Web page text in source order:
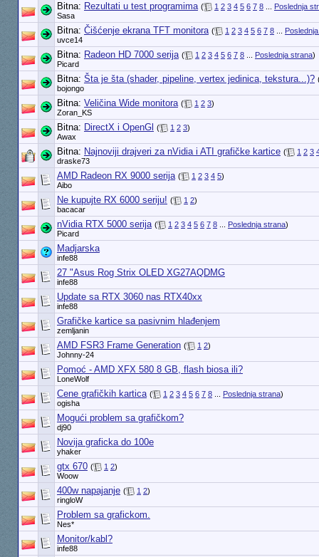
Bitna: Rezultati u test programima ( 1 2 3 4 5 6 7 8... Poslednja
Sasa
Bitna: Čišćenje ekrana TFT monitora ( 1 2 3 4 5 6 7 8...
uvce14
Bitna: Radeon HD 7000 serija ( 1 2 3 4 5 6 7 8... Poslednja strana)
Picard
Bitna: Šta je šta (shader, pipeline, vertex jedinica, tekstura...)?
bojongo
Bitna: Veličina Wide monitora ( 1 2 3)
Zoran_KS
Bitna: DirectX i OpenGl ( 1 2 3)
Awax
Bitna: Najnoviji drajveri za nVidia i ATI grafičke kartice ( 1 2 3
draske73
AMD Radeon RX 9000 serija ( 1 2 3 4 5)
Aibo
Ne kupujte RX 6000 seriju! ( 1 2)
bacacar
nVidia RTX 5000 serija ( 1 2 3 4 5 6 7 8... Poslednja strana)
Picard
Madjarska
infe88
27 "Asus Rog Strix OLED XG27AQDMG
infe88
Update sa RTX 3060 nas RTX40xx
infe88
Grafičke kartice sa pasivnim hlađenjem
zemljanin
AMD FSR3 Frame Generation ( 1 2)
Johnny-24
Pomoć - AMD XFX 580 8 GB, flash biosa ili?
LoneWolf
Cene grafičkih kartica ( 1 2 3 4 5 6 7 8... Poslednja strana)
ogisha
Mogući problem sa grafičkom?
dj90
Novija graficka do 100e
yhaker
gtx 670 ( 1 2)
Woow
400w napajanje ( 1 2)
ringloW
Problem sa grafickom.
Nes*
Monitor/kabl?
infe88